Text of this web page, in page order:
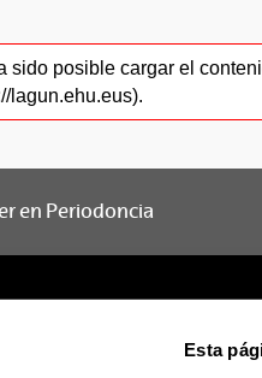
Esta
sido posible cargar el
lagun.ehu.eus).
en Periodoncia